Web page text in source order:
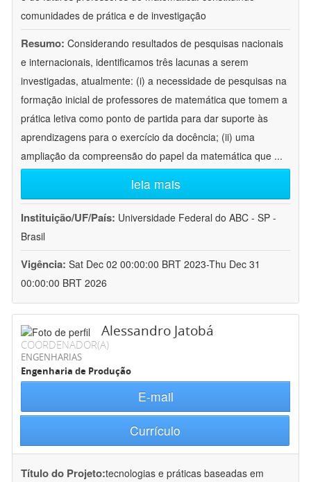
comunidades de prática e de investigação
Resumo: Considerando resultados de pesquisas nacionais
e internacionais, identificamos três lacunas a serem
investigadas, atualmente: (i) a necessidade de pesquisas na
formação inicial de professores de matemática que tomem a
prática letiva como ponto de partida para dar suporte às
aprendizagens para o exercício da docência; (ii) uma
ampliação da compreensão do papel da matemática que ...
leia mais
Instituição/UF/País: Universidade Federal do ABC - SP -
Brasil
Vigência: Sat Dec 02 00:00:00 BRT 2023-Thu Dec 31
00:00:00 BRT 2026
Alessandro Jatobá
COORDENADOR(A)
ENGENHARIAS
Engenharia de Produção
E-mail
Currículo
Título do Projeto:tecnologias e práticas baseadas em